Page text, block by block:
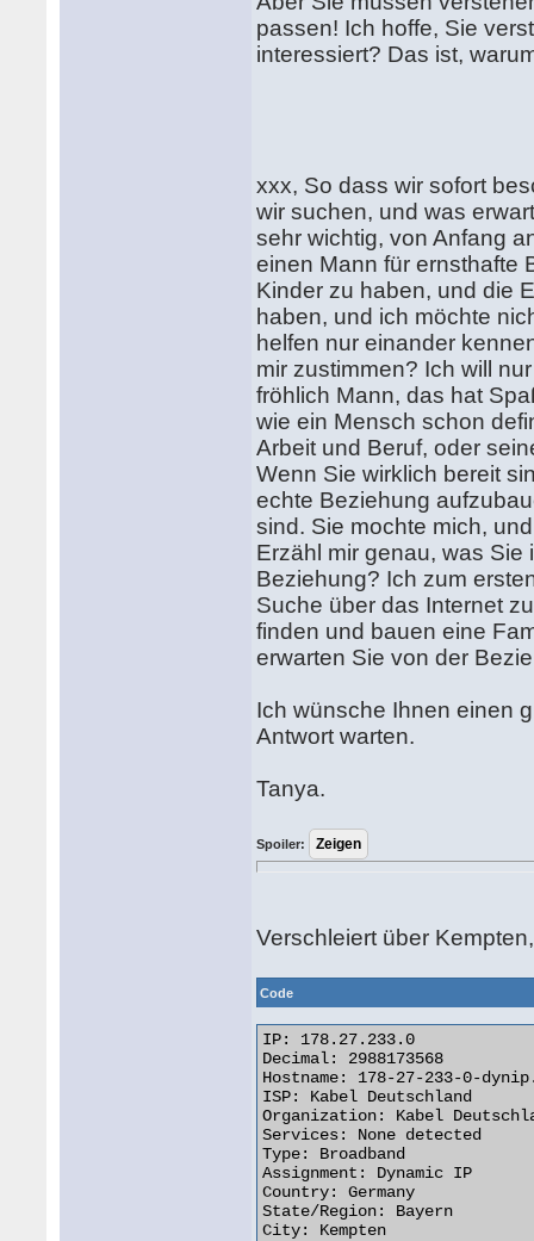
passen! Ich hoffe, Sie
interessiert? Das ist,
xxx, So dass wir sofort
wir suchen, und was
sehr wichtig, von Anfang
einen Mann für ernsthafte
Kinder zu haben, und die
haben, und ich möchte
helfen nur einander
mir zustimmen? Ich will
fröhlich Mann, das hat
wie ein Mensch schon
Arbeit und Beruf, oder
Wenn Sie wirklich bereit
echte Beziehung
sind. Sie mochte mich,
Erzähl mir genau, was Sie
Beziehung? Ich zum
Suche über das Internet
finden und bauen eine
erwarten Sie von der
Ich wünsche Ihnen einen
Antwort warten.
Tanya.
Spoiler:
Verschleiert über
Code
IP: 178.27.233.0
Decimal: 2988173568
Hostname: 178-27-233-0-
ISP: Kabel Deutschland
Organization: Kabel
Services: None detected
Type: Broadband
Assignment: Dynamic IP
Country: Germany
State/Region: Bayern
City: Kempten